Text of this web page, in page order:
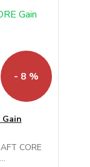
- 8 %
CORE